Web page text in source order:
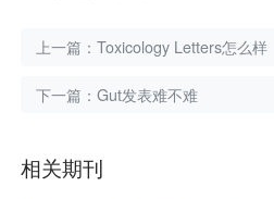
上一篇：Toxicology Letters怎么样
下一篇：Gut发表难不难
相关期刊